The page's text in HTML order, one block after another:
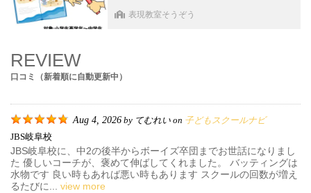
表現教室そうぞう
REVIEW
口コミ（新着順に自動更新中）
Aug 4, 2026 by てむれい on 子どもスクールナビ
JBS岐阜校
JBS岐阜校に、中2の後半からボーイズ卒団までお世話になりまし
た 優しいコーチが、褒めて伸ばしてくれました。 バッティングは
水物です 良い時もあれば悪い時もあります スクールの回数が増え
るたびに... view more